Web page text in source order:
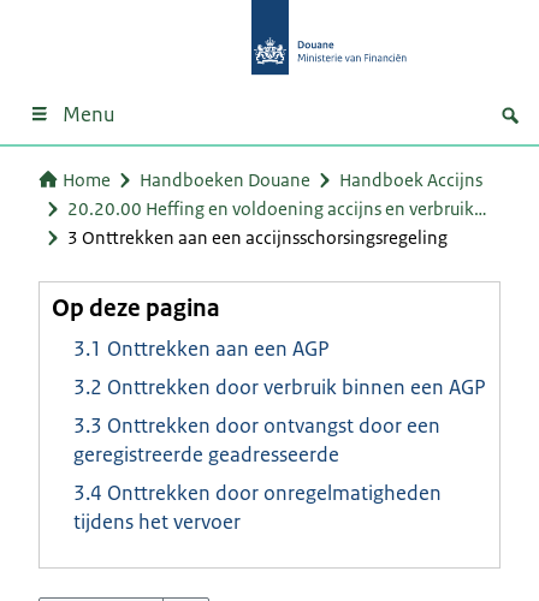
Menu
Home Handboeken Douane
Handboek Accijns
20.20.00 Heffing en voldoening accijns en verbruik…
3 Onttrekken aan een accijnsschorsingsregeling
Op deze pagina
3.1 Onttrekken aan een AGP
3.2 Onttrekken door verbruik binnen een AGP
3.3 Onttrekken door ontvangst door een
geregistreerde geadresseerde
3.4 Onttrekken door onregelmatigheden
tijdens het vervoer